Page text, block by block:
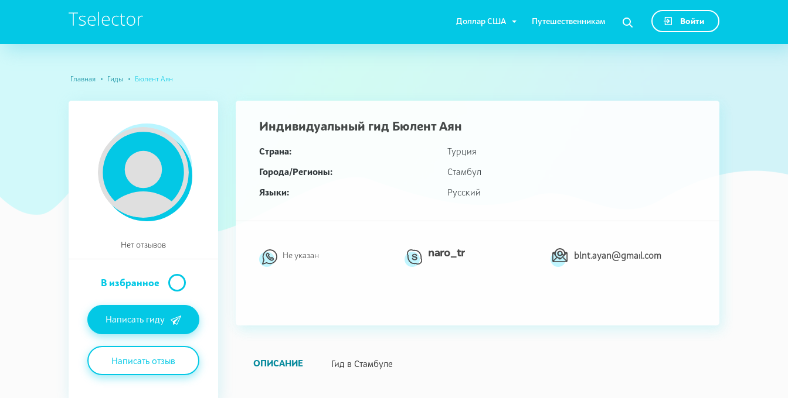
Доллар США Путешественникам Войти
Главная Гиды Бюлент Аян
Нет отзывов
В избранное
Написать гиду
Написать отзыв
Индивидуальный гид Бюлент Аян
Страна:
Турция
Города/Регионы:
Стамбул
Языки:
Русский
Не указан naro_tr blnt.ayan@gmail.com
ОПИСАНИЕ Гид в Стамбуле